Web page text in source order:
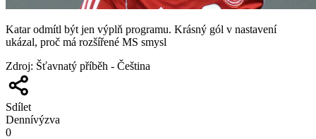
Katar odmítl být jen výplň programu. Krásný gól v nastavení
ukázal, proč má rozšířené MS smysl
Zdroj: Šťavnatý příběh - Čeština
Sdílet
Dennívýzva
0